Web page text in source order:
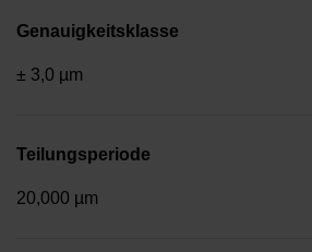
Genauigkeitsklasse
± 3,0 µm
Teilungsperiode
20,000 µm